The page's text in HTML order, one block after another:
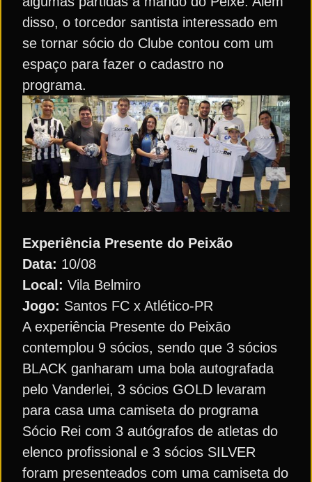
disso, o torcedor santista interessado em
se tornar sócio do Clube contou com um
espaço para fazer o cadastro no
programa.
Experiência Presente do Peixão
Data: 10/08
Local: Vila Belmiro
Jogo: Santos FC x Atlético-PR
A experiência Presente do Peixão
contemplou 9 sócios, sendo que 3 sócios
BLACK ganharam uma bola autografada
pelo Vanderlei, 3 sócios GOLD levaram
para casa uma camiseta do programa
Sócio Rei com 3 autógrafos de atletas do
elenco profissional e 3 sócios SILVER
foram presenteados com uma camiseta do